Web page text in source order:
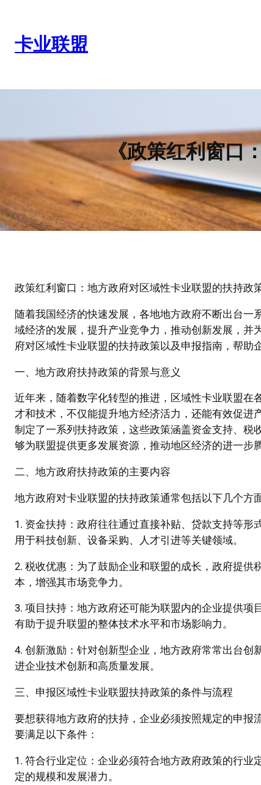
卡业联盟
《政策红利窗口
政策红利窗口：地方政府对区域性卡业联盟的扶持政
随着我国经济的快速发展，各地地方政府不断出台
域经济的发展，提升产业竞争力，推动创新发展，
府对区域性卡业联盟的扶持政策以及申报指南，帮助
一、地方政府扶持政策的背景与意义
近年来，随着数字化转型的推进，区域性卡业联盟
才和技术，不仅能提升地方经济活力，还能有效促
制定了一系列扶持政策，这些政策涵盖资金支持、
够为联盟提供更多发展资源，推动地区经济的进一步腾
二、地方政府扶持政策的主要内容
地方政府对卡业联盟的扶持政策通常包括以下几个方
1. 资金扶持：政府往往通过直接补贴、贷款支持等
用于科技创新、设备采购、人才引进等关键领域。
2. 税收优惠：为了鼓励企业和联盟的成长，政府提
本，增强其市场竞争力。
3. 项目扶持：地方政府还可能为联盟内的企业提供
有助于提升联盟的整体技术水平和市场影响力。
4. 创新激励：针对创新型企业，地方政府常常出台
进企业技术创新和高质量发展。
三、申报区域性卡业联盟扶持政策的条件与流程
要想获得地方政府的扶持，企业必须按照规定的申
要满足以下条件：
1. 符合行业定位：企业必须符合地方政府政策的行
定的规模和发展潜力。